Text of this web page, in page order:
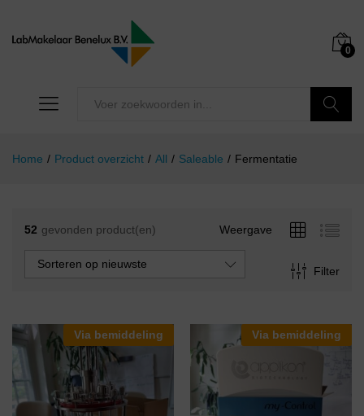
0
Home / Product overzicht / All / Saleable / Fermentatie
52 gevonden product(en) Weergave
Filter
Sorteren op nieuwste
Via bemiddeling Via bemiddeling